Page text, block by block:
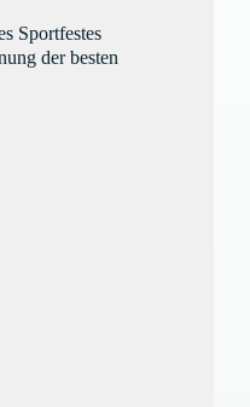
Sportfestes
der besten